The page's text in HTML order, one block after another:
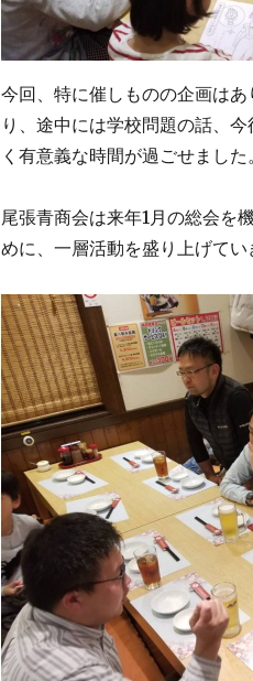
今回、特に催しものの企画は
り、途中には学校問題の話、
く有意義な時間が過ごせました。
尾張青商会は来年1月の総会を
めに、一層活動を盛り上げてい